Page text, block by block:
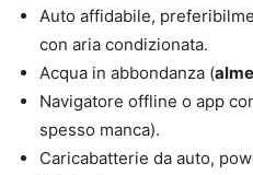
Auto affidabile,
con aria condizionata.
Acqua in abbondanza (
Navigatore offline o app
spesso manca).
Caricabatterie da auto,